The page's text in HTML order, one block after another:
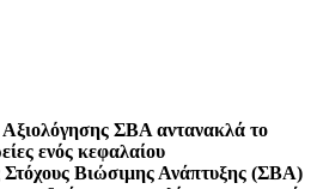
ΣΒΑ αντανακλά το
ενός κεφαλαίου
Στόχους Βιώσιμης Ανάπτυξης (ΣΒΑ)